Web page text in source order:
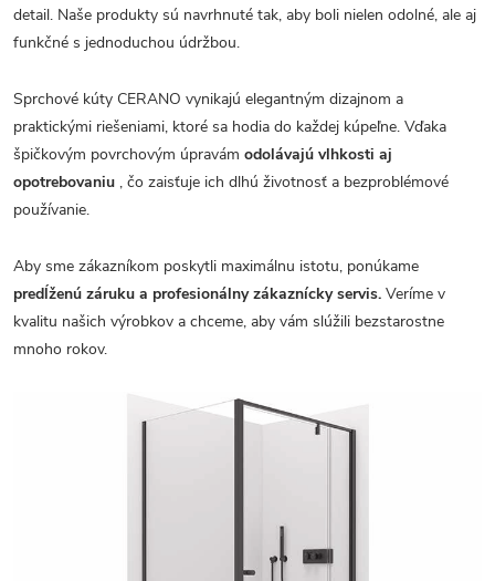
detail. Naše produkty sú navrhnuté tak, aby boli nielen odolné, ale aj
funkčné s jednoduchou údržbou.
Sprchové kúty CERANO vynikajú elegantným dizajnom a
praktickými riešeniami, ktoré sa hodia do každej kúpeľne. Vďaka
špičkovým povrchovým úpravám odolávajú vlhkosti aj
opotrebovaniu , čo zaisťuje ich dlhú životnosť a bezproblémové
používanie.
Aby sme zákazníkom poskytli maximálnu istotu, ponúkame
predĺženú záruku a profesionálny zákaznícky servis. Veríme v
kvalitu našich výrobkov a chceme, aby vám slúžili bezstarostne
mnoho rokov.